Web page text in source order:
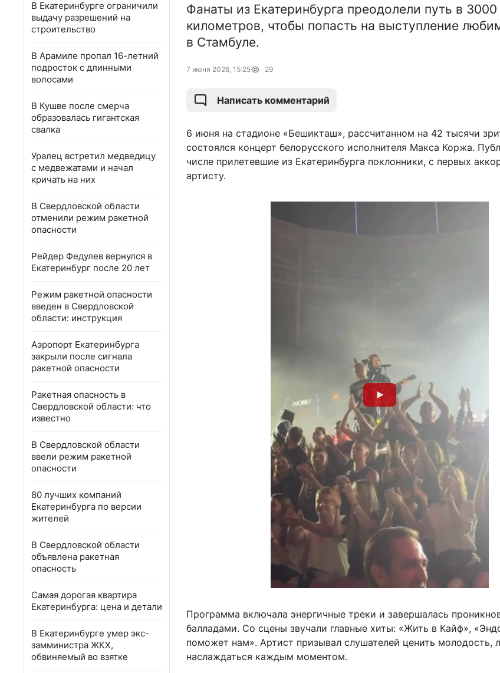
В Екатеринбурге ограничили
выдачу разрешений на
строительство
В Арамиле пропал 16-летний
подросток с длинными
волосами
В Кушве после смерча
образовалась гигантская
свалка
Уралец встретил медведицу
с медвежатами и начал
кричать на них
В Свердловской области
отменили режим ракетной
опасности
Рейдер Федулев вернулся в
Екатеринбург после 20 лет
Режим ракетной опасности
введен в Свердловской
области: инструкция
Аэропорт Екатеринбурга
закрыли после сигнала
ракетной опасности
Ракетная опасность в
Свердловской области: что
известно
В Свердловской области
ввели режим ракетной
опасности
80 лучших компаний
Екатеринбурга по версии
жителей
В Свердловской области
объявлена ракетная
опасность
Самая дорогая квартира
Екатеринбурга: цена и детали
В Екатеринбурге умер экс-
замминистра ЖКХ,
обвиняемый во взятке
Фанаты из Екатеринбурга преодолели путь в 3000
километров, чтобы попасть на выступление
в Стамбуле.
7 июня 2026, 15:25 29
Написать комментарий
6 июня на стадионе «Бешикташ», рассчитанном на 42 тысячи
состоялся концерт белорусского исполнителя Макса Коржа.
числе прилетевшие из Екатеринбурга поклонники, с первых
артисту.
Программа включала энергичные треки и завершалась
балладами. Со сцены звучали главные хиты: «Жить в Кайф»,
поможет нам». Артист призывал слушателей ценить молодость,
наслаждаться каждым моментом.